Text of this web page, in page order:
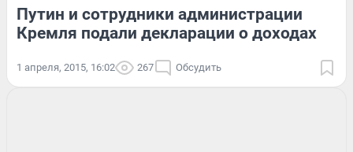
Путин и сотрудники администрации
Кремля подали декларации о доходах
1 апреля, 2015, 16:02 267 Обсудить